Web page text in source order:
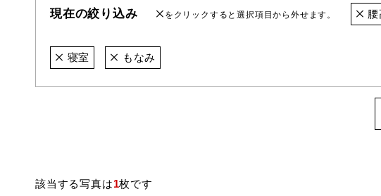
現在の絞り込み をクリックすると選択項目から外せます。 腰
寝室 もなみ
該当する写真は1枚です